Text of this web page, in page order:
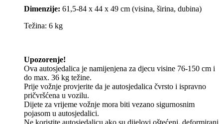
Dimenzije: 61,5-84 x 44 x 49 cm (visina, širina, dubina)
Težina: 6 kg
Upozorenje!
Ova autosjedalica je namijenjena za djecu visine 76-150 cm i
do max. 36 kg težine.
Prije vožnje provjerite da je autosjedalica čvrsto i ispravno
pričvršćena u vozilu.
Dijete za vrijeme vožnje mora biti vezano sigurnosnim
pojasom u autosjedalici.
Ne koristite autosjedalicu ako su dijelovi oštećeni, deformirani